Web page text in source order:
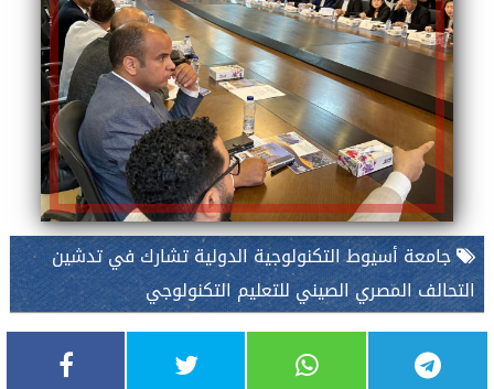
جامعة أسيوط التكنولوجية الدولية تشارك في تدشين
التحالف المصري الصيني للتعليم التكنولوجي